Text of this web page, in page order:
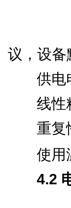
议，设备
供电
线性
重复
使用
4.2